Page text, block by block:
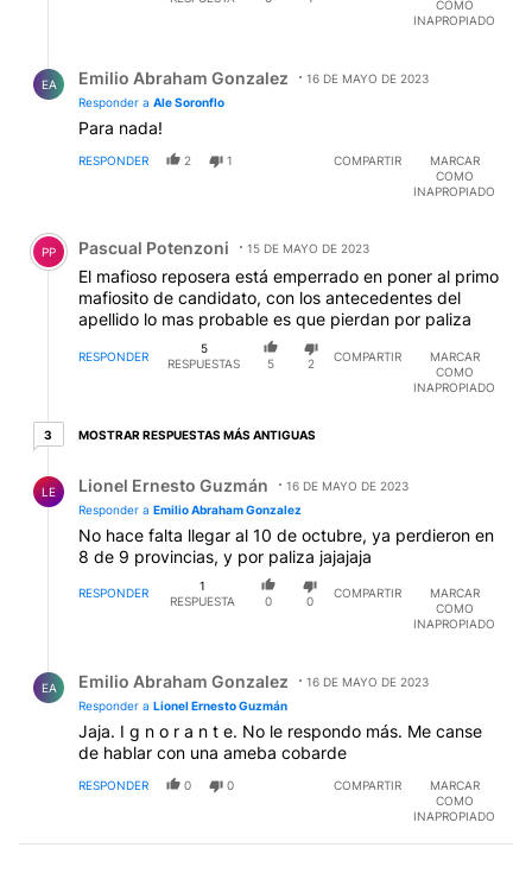
COMO
INAPROPIADO
EA Emilio Abraham Gonzalez
16 DE MAYO DE 2023
Responder a Ale Soronflo
Para nada!
RESPONDER 2 1 COMPARTIR
MARCAR
COMO
INAPROPIADO
Comentario de Pascual Potenzoni.
PP Pascual Potenzoni 15 DE MAYO DE 2023
El mafioso reposera está emperrado en poner al primo
mafiosito de candidato, con los antecedentes del
apellido lo mas probable es que pierdan por paliza
RESPONDER
5
RESPUESTAS
5 2
COMPARTIR
MARCAR
COMO
INAPROPIADO
33 respuestas más antiguas
MOSTRAR RESPUESTAS MÁS ANTIGUAS
LE Lionel Ernesto Guzmán
16 DE MAYO DE 2023
Responder a Emilio Abraham Gonzalez
No hace falta llegar al 10 de octubre, ya perdieron en
8 de 9 provincias, y por paliza jajajaja
RESPONDER
1
RESPUESTA
0 0
COMPARTIR
MARCAR
COMO
INAPROPIADO
EA Emilio Abraham Gonzalez
16 DE MAYO DE 2023
Responder a Lionel Ernesto Guzmán
Jaja. I g n o r a n t e. No le respondo más. Me canse
de hablar con una ameba cobarde
RESPONDER 0 0 COMPARTIR
MARCAR
COMO
INAPROPIADO